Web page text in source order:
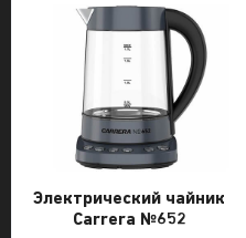
Электрический чайник
Carrera №652